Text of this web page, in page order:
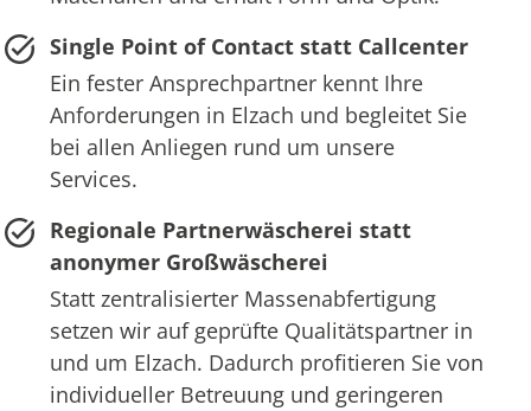
Single Point of Contact statt Callcenter
Ein fester Ansprechpartner kennt Ihre
Anforderungen in Elzach und begleitet Sie
bei allen Anliegen rund um unsere
Services.
Regionale Partnerwäscherei statt
anonymer Großwäscherei
Statt zentralisierter Massenabfertigung
setzen wir auf geprüfte Qualitätspartner in
und um Elzach. Dadurch profitieren Sie von
individueller Betreuung und geringeren